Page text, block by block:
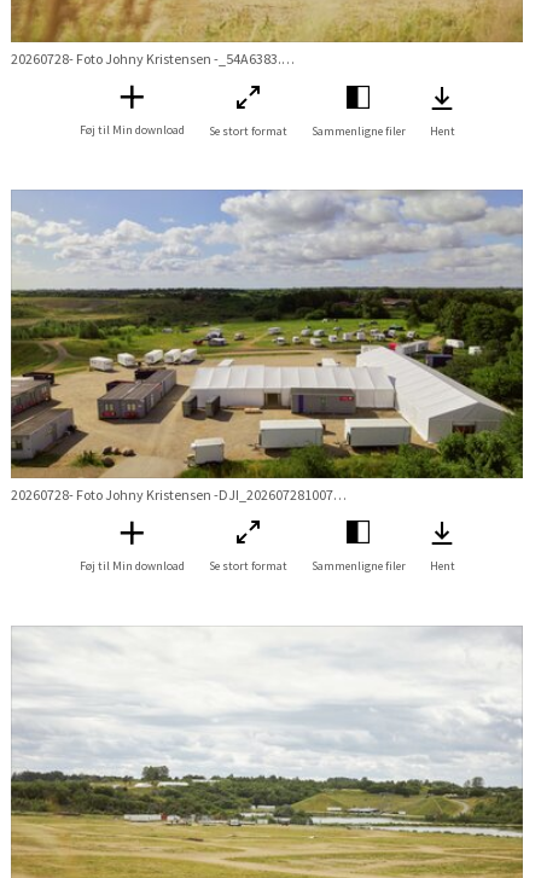
20260728- Foto Johny Kristensen -_54A6383.jpg
Føj til Min download Se stort format Sammenligne filer Hent
20260728- Foto Johny Kristensen -DJI_20260728100748_0228_D.jpg
Føj til Min download Se stort format Sammenligne filer Hent